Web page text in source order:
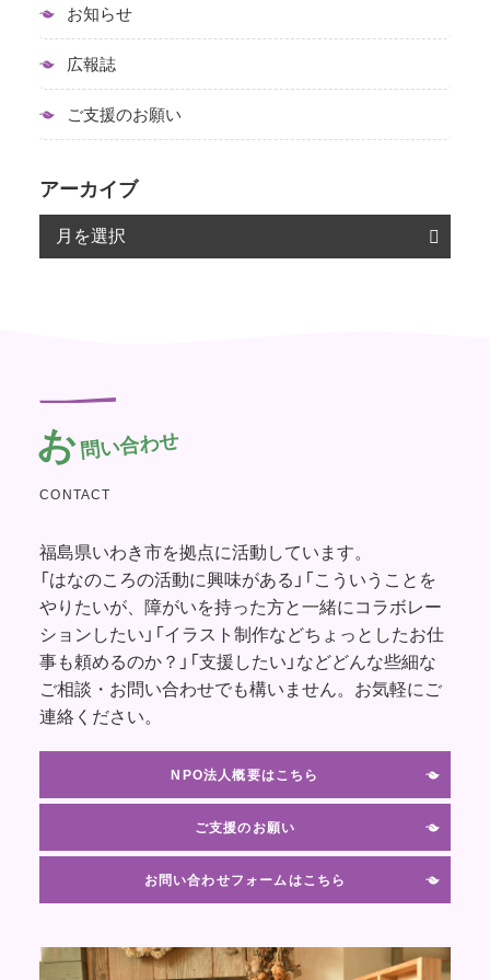
お知らせ
広報誌
ご支援のお願い
アーカイブ
お問い合わせ
CONTACT
福島県いわき市を拠点に活動しています。
「はなのころの活動に興味がある」「こういうことを
やりたいが、障がいを持った方と一緒にコラボレー
ションしたい」「イラスト制作などちょっとしたお仕
事も頼めるのか？」「支援したい」などどんな些細な
ご相談・お問い合わせでも構いません。お気軽にご
連絡ください。
NPO法人概要はこちら
ご支援のお願い
お問い合わせフォームはこちら